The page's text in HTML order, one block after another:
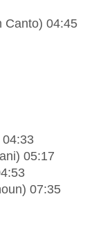
Canto) 04:45
05:17
07:35